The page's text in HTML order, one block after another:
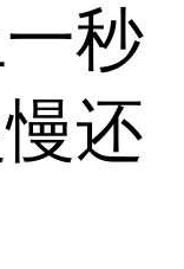
秒
还